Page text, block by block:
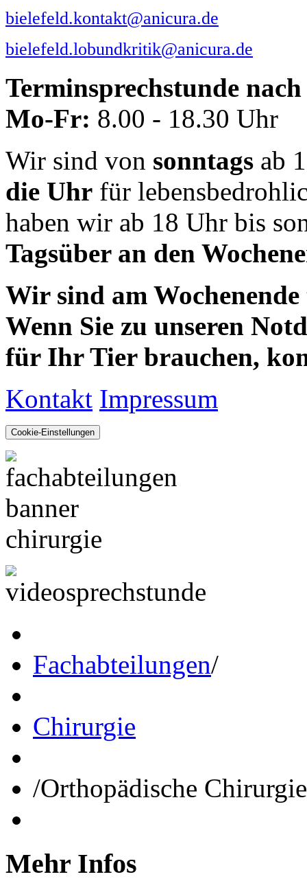
bielefeld.kontakt@anicura.de
bielefeld.lobundkritik@anicura.de
Terminsprechstunde
Mo-Fr: 8.00 - 18.30 Uhr
Wir sind von sonntags ab
die Uhr für
haben wir ab 18 Uhr bis
Tagsüber an den
Wir sind am
Wenn Sie zu unseren
für Ihr Tier brauchen,
Kontakt Impressum
Cookie-Einstellungen
Fachabteilungen/
Chirurgie
/Orthopädische Chirurgie
Mehr Infos